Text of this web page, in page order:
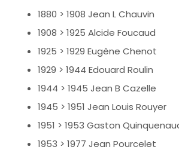
1880 > 1908 Jean L Chauvin
1908 > 1925 Alcide Foucaud
1925 > 1929 Eugène Chenot
1929 > 1944 Edouard Roulin
1944 > 1945 Jean B Cazelle
1945 > 1951 Jean Louis Rouyer
1951 > 1953 Gaston
1953 > 1977 Jean Pourcelet